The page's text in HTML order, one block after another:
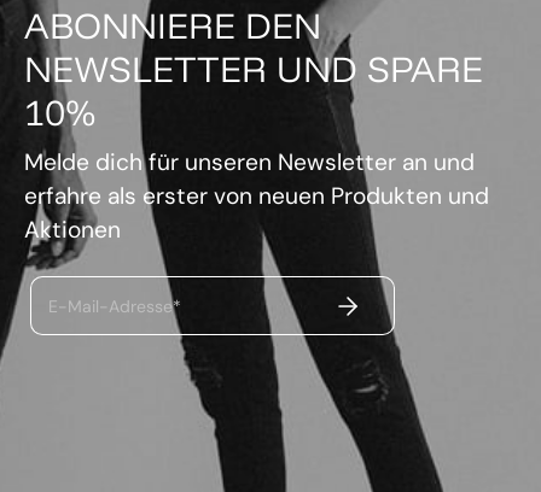
ABONNIERE DEN
NEWSLETTER UND SPARE
10%
Melde dich für unseren Newsletter an und
erfahre als erster von neuen Produkten und
Aktionen
E-Mail-Adresse* ABSENDEN